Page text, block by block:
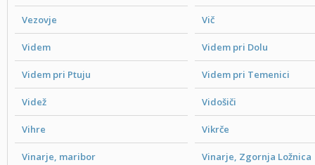
Vezovje Vič
Videm Videm pri Dolu
Videm pri Ptuju Videm pri Temenici
Videž Vidošiči
Vihre Vikrče
Vinarje, maribor Vinarje, Zgornja Ložnica